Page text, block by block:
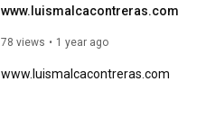
www.luismalcacontreras.com
78 views 1 year ago
www.luismalcacontreras.com